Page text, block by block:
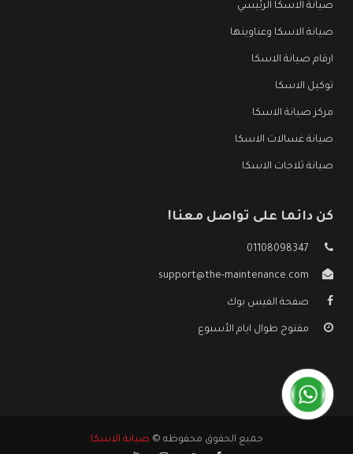
صيانة الاسكا الرئيسي
صيانة الاسكا وعناوينها
ارقام صيانة الاسكا
توكيل الاسكا
مركز صيانة الاسكا
صيانة غسالات الاسكا
صيانة ثلاجات الاسكا
كن دائما على تواصل معنا!
01108098347
support@the-maintenance.com
صفحة الفيس بوك
مفتوح طوال ايام الأسبوع
جميع الحقوق محفوظه © صيانة الاسكا